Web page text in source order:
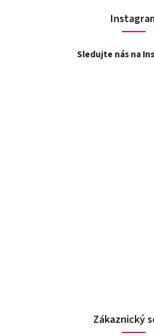
Sledujte nás na
Zákaznický